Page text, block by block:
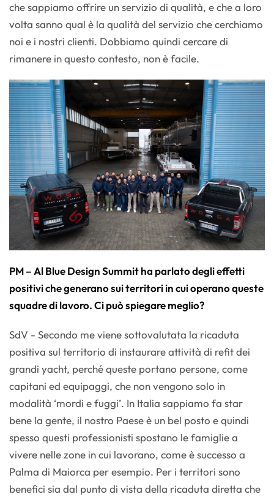
che sappiamo offrire un servizio di qualità, e che a loro
volta sanno qual è la qualità del servizio che cerchiamo
noi e i nostri clienti. Dobbiamo quindi cercare di
rimanere in questo contesto, non è facile.
PM – Al Blue Design Summit ha parlato degli effetti
positivi che generano sui territori in cui operano queste
squadre di lavoro. Ci può spiegare meglio?
SdV - Secondo me viene sottovalutata la ricaduta
positiva sul territorio di instaurare attività di refit dei
grandi yacht, perché queste portano persone, come
capitani ed equipaggi, che non vengono solo in
modalità ‘mordi e fuggi’. In Italia sappiamo fa star
bene la gente, il nostro Paese è un bel posto e quindi
spesso questi professionisti spostano le famiglie a
vivere nelle zone in cui lavorano, come è successo a
Palma di Maiorca per esempio. Per i territori sono
benefici sia dal punto di vista della ricaduta diretta che